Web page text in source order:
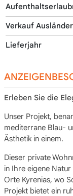
Verkauf Ausländer
Lieferjahr
Erleben Sie die
Unser Projekt,
mediterrane Blau-
Ästhetik in einem.
Dieser private
in Ihre eigene
Orte Kyrenias, wo
Projekt bietet ein